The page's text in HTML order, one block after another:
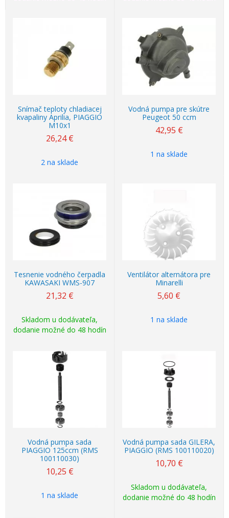
Snímač teploty chladiacej
kvapaliny Aprilia, PIAGGIO
M10x1
26,24 €
2 na sklade
Vodná pumpa pre skútre
Peugeot 50 ccm
42,95 €
1 na sklade
Tesnenie vodného čerpadla
KAWASAKI WMS-907
21,32 €
Skladom u dodávateľa,
dodanie možné do 48 hodín
Ventilátor alternátora pre
Minarelli
5,60 €
1 na sklade
Vodná pumpa sada
PIAGGIO 125ccm (RMS
100110030)
10,25 €
1 na sklade
Vodná pumpa sada GILERA,
PIAGGIO (RMS 100110020)
10,70 €
Skladom u dodávateľa,
dodanie možné do 48 hodín